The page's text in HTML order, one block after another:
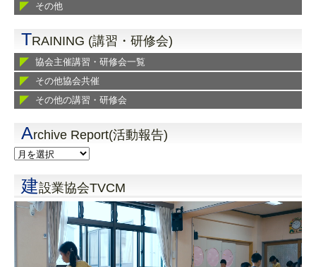
その他
TRAINING (講習・研修会)
協会主催講習・研修会一覧
その他協会共催
その他の講習・研修会
Archive Report(活動報告)
建設業協会TVCM